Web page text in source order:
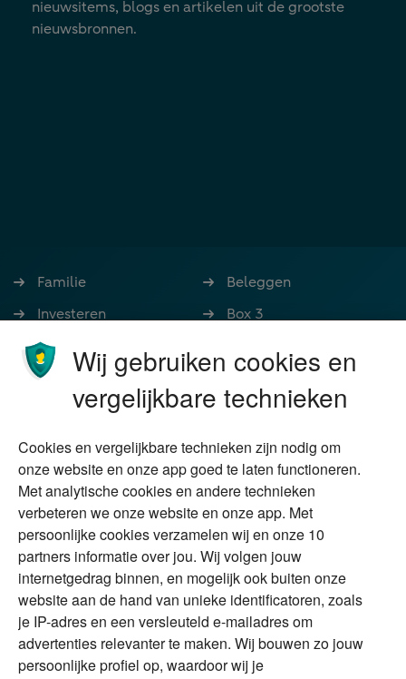
nieuwsitems, blogs en artikelen uit de grootste
nieuwsbronnen.
Familie
Investeren
Ondernemen
Stoppen met werken
Wonen
Beleggen
Box 3
Nalatenschap
Schenken
Duurzaam
Vermogensplanning
Tweede huis in
buitenland
DGA
Erfenis
Over Financial Focus
Specialisten
Financial Focus
magazine
The Exit Years
Contact
Wij gebruiken cookies en
vergelijkbare technieken
Cookies en vergelijkbare technieken zijn nodig om
onze website en onze app goed te laten functioneren.
Met analytische cookies en andere technieken
verbeteren we onze website en onze app. Met
persoonlijke cookies verzamelen wij en onze 10
partners informatie over jou. Wij volgen jouw
internetgedrag binnen, en mogelijk ook buiten onze
website aan de hand van unieke identificatoren, zoals
je IP-adres en een versleuteld e-mailadres om
advertenties relevanter te maken. Wij bouwen zo jouw
persoonlijke profiel op, waardoor wij je